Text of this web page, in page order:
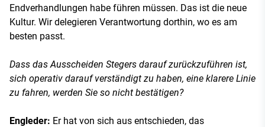
Endverhandlungen habe führen müssen. Das ist die neue
Kultur. Wir delegieren Verantwortung dorthin, wo es am
besten passt.
Dass das Ausscheiden Stegers darauf zurückzuführen ist,
sich operativ darauf verständigt zu haben, eine klarere Linie
zu fahren, werden Sie so nicht bestätigen?
Engleder: Er hat von sich aus entschieden, das